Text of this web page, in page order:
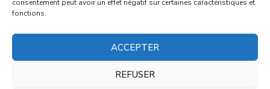
consentement peut avoir un effet négatif sur certaines caractéristiques et
fonctions.
ACCEPTER
REFUSER
Valorisation de la Qualité de la vanille de
Madagascar